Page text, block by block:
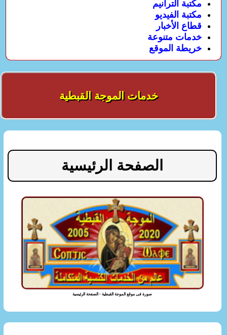
مكتبة الترانيم
مكتبة الفيديو
قطاع الأخبار
خدمات متنوعة
خريطة الموقع
خدمات الموجة القبطية
الصفحة الرئيسية
صورة فى موقع الموجة القبطية - الصفحة الرئيسية